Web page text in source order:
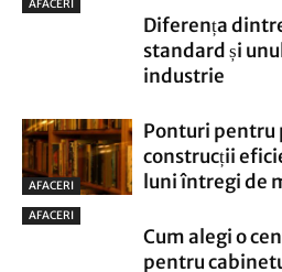
AFACERI
Diferența
standard și
industrie
AFACERI
Ponturi pentru
construcții
luni întregi de
AFACERI
Cum alegi o
pentru